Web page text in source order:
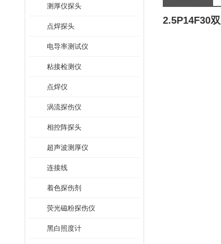
测厚仪探头
点焊探头
电导率测试仪
粘接检测仪
点焊仪
涡流探伤仪
相控阵探头
超声波测厚仪
连接线
着色探伤剂
荧光磁粉探伤仪
黑白照度计
2.5P14F30